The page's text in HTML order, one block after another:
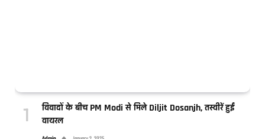
विवादों के बीच PM Modi से मिले Diljit Dosanjh, तस्वीरें हुईं
वायरल